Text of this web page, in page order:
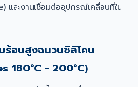
และงานเชื่อมต่ออุปกรณ์เคลื่อนที่ใน
ร้อนสูงฉนวนซิลิโคน
180°C - 200°C)